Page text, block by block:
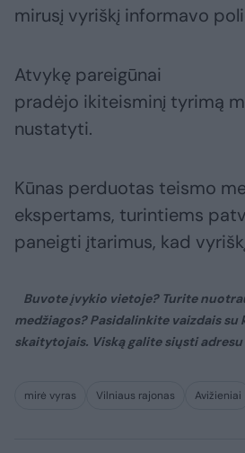
mirusį vyriškį informavo
Atvykę pareigūnai
pradėjo ikiteisminį tyrimą
nustatyti.
Kūnas perduotas teismo
ekspertams, turintiems
paneigti įtarimus, kad
Buvote įvykio vietoje? Turite
medžiagos? Pasidalinkite vaizdais
skaitytojais. Viską galite siųsti adresu
mirė vyras Vilniaus rajonas Avižieniai